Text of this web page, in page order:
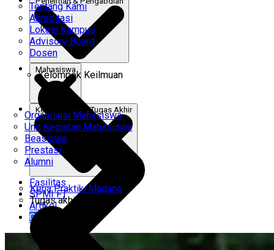
Tentang Kami
Akreditasi
Lokasi Kampus
Advisory Board
Dosen
Kelompok Keilmuan
Mahasiswa
Organisasi Mahasiswa
Unit Kegiatan Mahasiswa
Beasiswa
Prestasi
Alumni
Kerja Praktik & Tugas Akhir
Kerja Praktik/Magang
Tugas akhir
Fasilitas
SPMI FT
Artikel
Gabung Kami